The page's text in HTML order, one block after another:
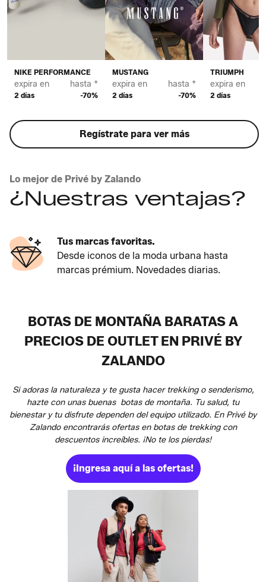
NIKE PERFORMANCE
expira en
2 días
hasta *
-70%
MUSTANG
expira en
2 días
hasta *
-70%
TRIUMPH
expira en
2 días
Regístrate para ver más
Lo mejor de Privé by Zalando
¿Nuestras ventajas?
Tus marcas favoritas.
Desde iconos de la moda urbana hasta
marcas prémium. Novedades diarias.
BOTAS DE MONTAÑA BARATAS A
PRECIOS DE OUTLET EN PRIVÉ BY
ZALANDO
Si adoras la naturaleza y te gusta hacer trekking o senderismo,
hazte con unas buenas botas de montaña. Tu salud, tu
bienestar y tu disfrute dependen del equipo utilizado. En Privé by
Zalando encontrarás ofertas en botas de trekking con
descuentos increíbles. ¡No te los pierdas!
¡Ingresa aquí a las ofertas!